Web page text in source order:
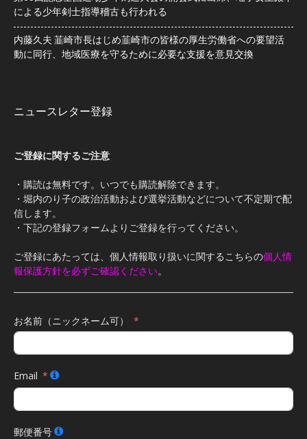
による少年剣士指導稽古も行われる
内藤久夫 韮崎市長はじめ韮崎市の皆様の厚生労働省への要望活
動に同行、地域医療を守るために必要な支援を意見交換
ニュースレター登録
ご登録に関するご注意
・購読は無料です。いつでも購読解除できます。
・堀内のり子の政治活動および選挙活動などについて不定期で配
信します。
・下記の登録フォームよりご登録を行ってください。
ご登録にあたっては、個人情報取り扱いに関するこちらの個人情
報保護方針を必ずご確認ください。
お名前（ニックネーム可）
Email
郵便番号